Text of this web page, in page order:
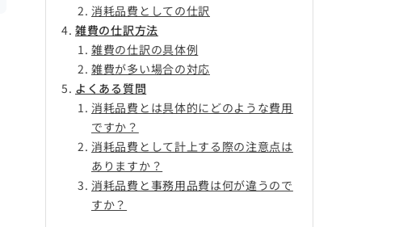
消耗品費としての仕訳
雑費の仕訳方法
雑費の仕訳の具体例
雑費が多い場合の対応
よくある質問
消耗品費とは具体的にどのような費用
ですか？
消耗品費として計上する際の注意点は
ありますか？
消耗品費と事務用品費は何が違うので
すか？